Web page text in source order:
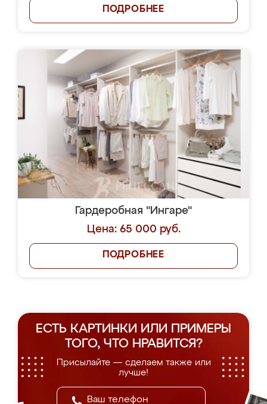
ПОДРОБНЕЕ
Гардеробная "Ингаре"
Цена: 65 000 руб.
ПОДРОБНЕЕ
ЕСТЬ КАРТИНКИ ИЛИ ПРИМЕРЫ
ТОГО, ЧТО НРАВИТСЯ?
Присылайте — сделаем также или
лучше!